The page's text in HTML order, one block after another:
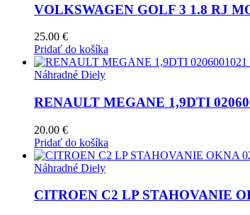
VOLKSWAGEN GOLF 3 1.8 RJ
25.00 €
Pridať do košíka
Náhradné Diely
RENAULT MEGANE 1,9DTI
20.00 €
Pridať do košíka
Náhradné Diely
CITROEN C2 LP STAHOVANIE